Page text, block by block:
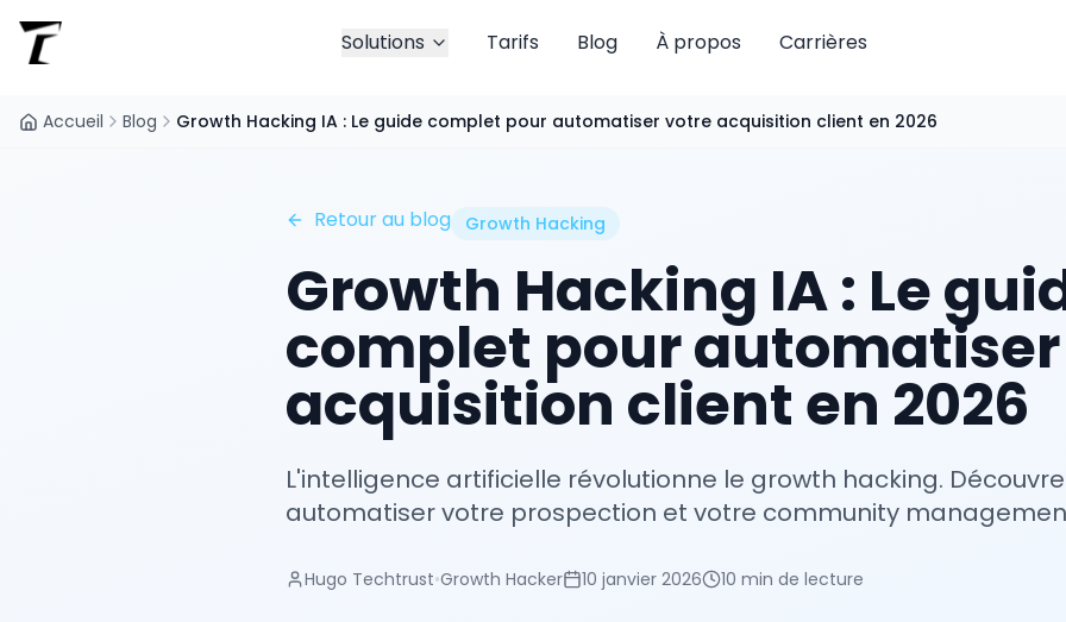
Solutions Tarifs Blog À propos Carrières
Accueil Blog Growth Hacking IA : Le guide complet pour automatiser votre acquisition client en 2026
Retour au blog Growth Hacking
Growth Hacking IA : Le
complet pour
acquisition client en 2026
L'intelligence artificielle révolutionne le growth hacking.
automatiser votre prospection et votre community
Hugo Techtrust•Growth Hacker 10 janvier 2026 10 min de lecture